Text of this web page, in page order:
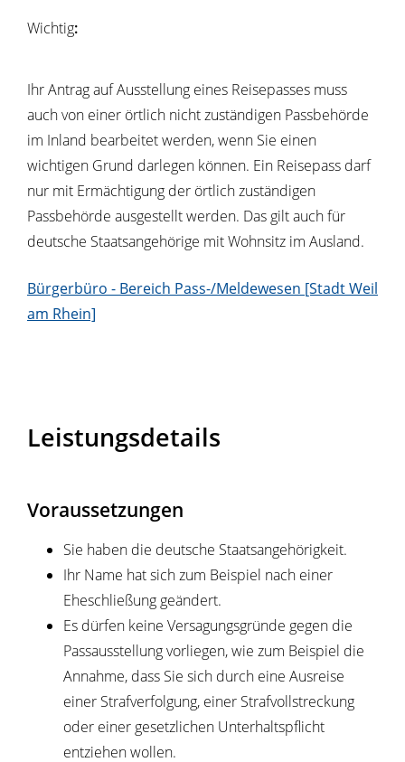
Wichtig:
Ihr Antrag auf Ausstellung eines Reisepasses muss
auch von einer örtlich nicht zuständigen Passbehörde
im Inland bearbeitet werden, wenn Sie einen
wichtigen Grund darlegen können. Ein Reisepass darf
nur mit Ermächtigung der örtlich zuständigen
Passbehörde ausgestellt werden. Das gilt auch für
deutsche Staatsangehörige mit Wohnsitz im Ausland.
Bürgerbüro - Bereich Pass-/Meldewesen [Stadt Weil
am Rhein]
Leistungsdetails
Voraussetzungen
Sie haben die deutsche Staatsangehörigkeit.
Ihr Name hat sich zum Beispiel nach einer
Eheschließung geändert.
Es dürfen keine Versagungsgründe gegen die
Passausstellung vorliegen, wie zum Beispiel die
Annahme, dass Sie sich durch eine Ausreise
einer Strafverfolgung, einer Strafvollstreckung
oder einer gesetzlichen Unterhaltspflicht
entziehen wollen.